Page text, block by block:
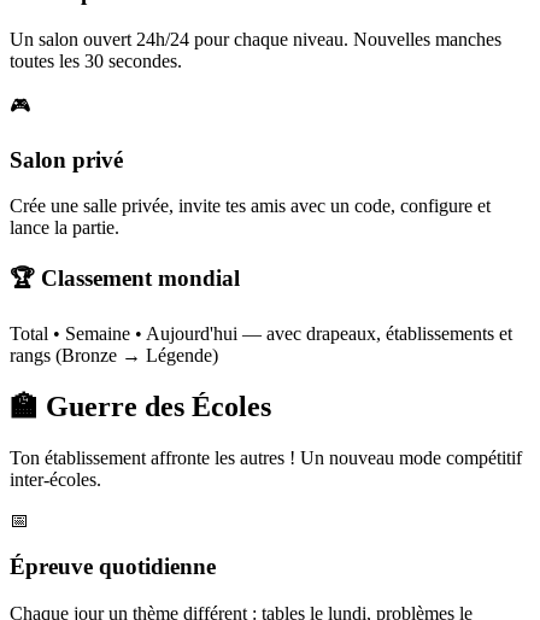
Un salon ouvert 24h/24 pour chaque niveau. Nouvelles manches
toutes les 30 secondes.
🎮
Salon privé
Crée une salle privée, invite tes amis avec un code, configure et
lance la partie.
🏆 Classement mondial
Total • Semaine • Aujourd'hui — avec drapeaux, établissements et
rangs (Bronze → Légende)
🏫 Guerre des Écoles
Ton établissement affronte les autres ! Un nouveau mode compétitif
inter-écoles.
📅
Épreuve quotidienne
Chaque jour un thème différent : tables le lundi, problèmes le